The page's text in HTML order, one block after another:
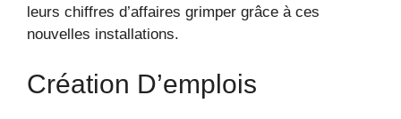
leurs chiffres d’affaires grimper grâce à ces
nouvelles installations.
Création D’emplois